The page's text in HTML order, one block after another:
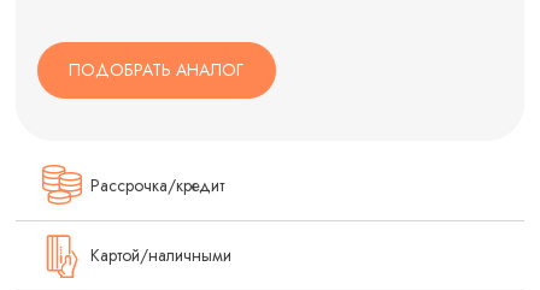
ПОДОБРАТЬ АНАЛОГ
Рассрочка/кредит
Картой/наличными